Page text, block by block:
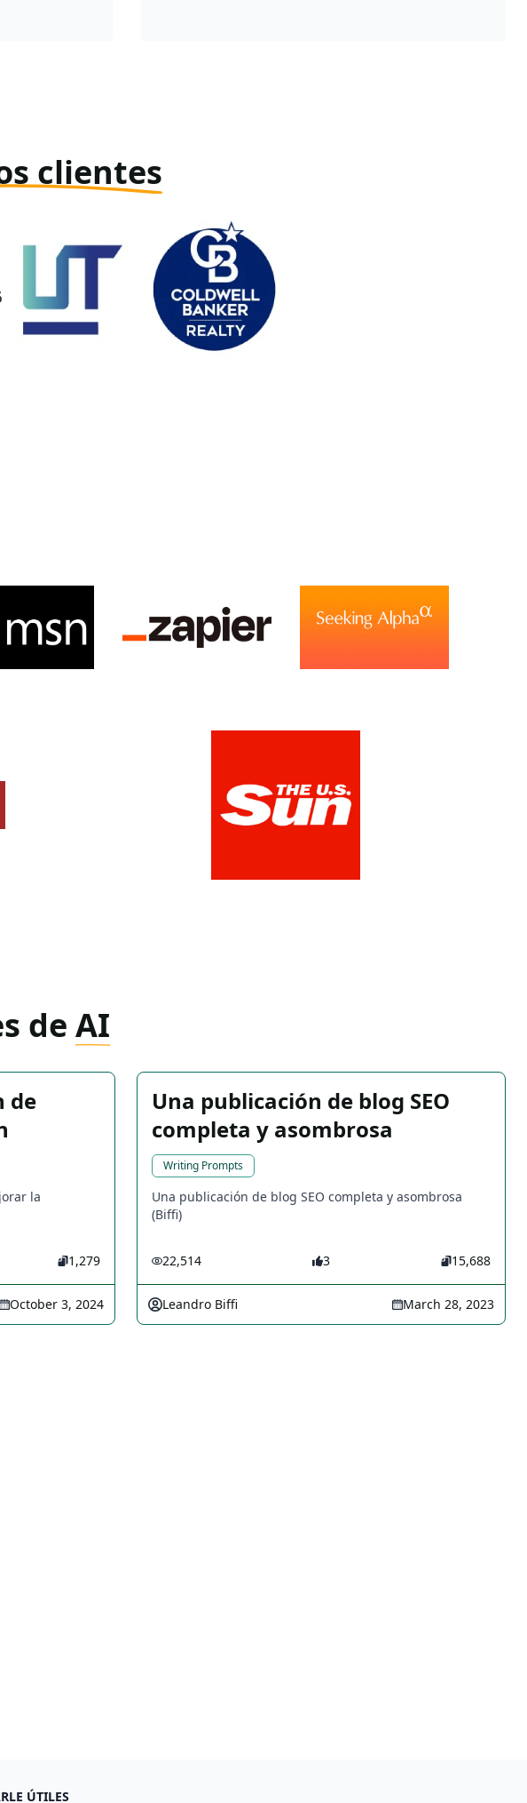
clientes
Link 1
Link 2
Link 3
View Media Link 1 View Media Link 1
View Media Link 1
de AI
de
la
1,279
October 3, 2024
Una publicación de blog SEO
completa y asombrosa
Writing Prompts
Una publicación de blog SEO completa y asombrosa
(Biffi)
22,514 3 15,688
Leandro Biffi March 28, 2023
ÚTILES